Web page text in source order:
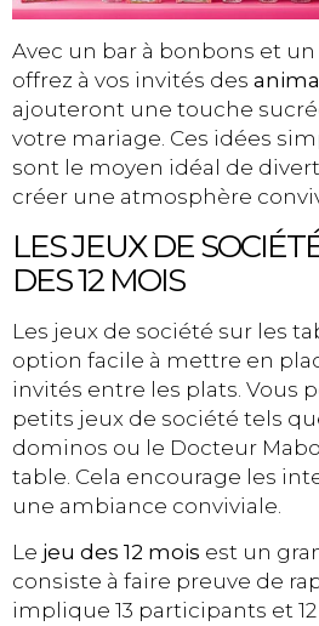
Avec un bar à bonbons et un
offrez à vos invités des
ajouteront une touche
votre mariage. Ces idées
sont le moyen idéal de
créer une atmosphère
LES JEUX DE
DES 12 MOIS
Les jeux de société sur les
option facile à mettre en
invités entre les plats. Vous
petits jeux de société tels
dominos ou le Docteur
table. Cela encourage les
une ambiance conviviale.
Le jeu des 12 mois est un
consiste à faire preuve de
implique 13 participants et